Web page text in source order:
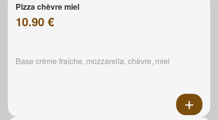
Pizza chèvre miel
10.90 €
Base crème fraîche, mozzarella, chèvre, miel